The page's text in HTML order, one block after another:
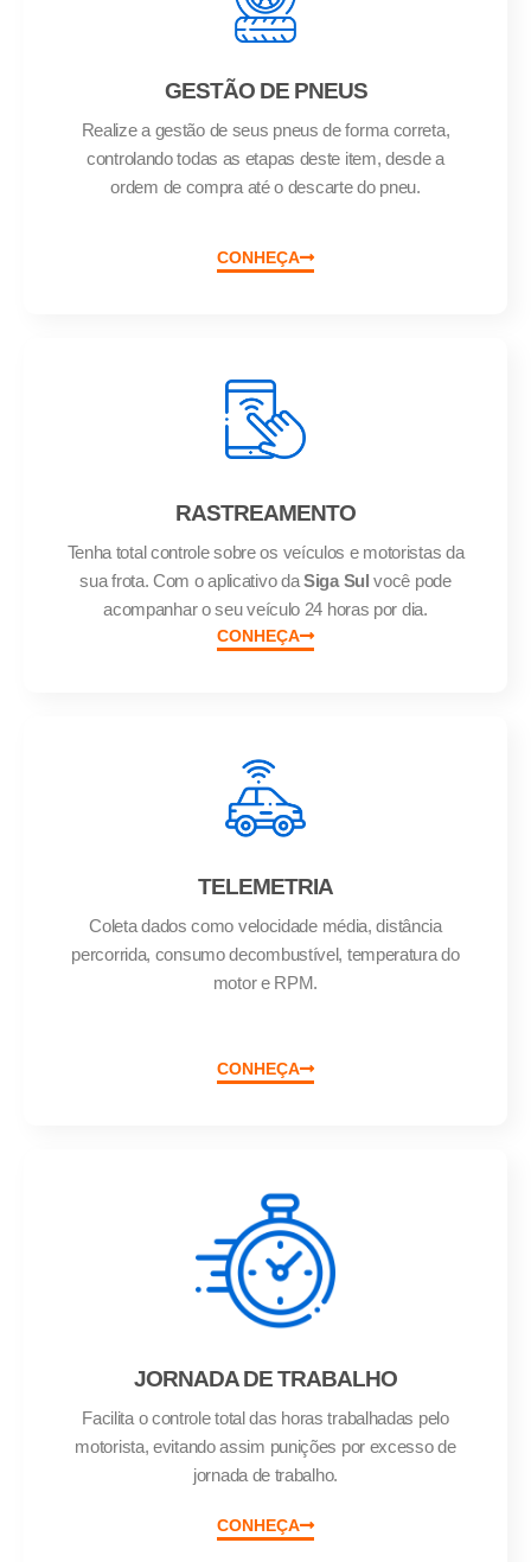
GESTÃO DE PNEUS
Realize a gestão de seus pneus de forma correta,
controlando todas as etapas deste item, desde a
ordem de compra até o descarte do pneu.
CONHEÇA
RASTREAMENTO
Tenha total controle sobre os veículos e motoristas da
sua frota. Com o aplicativo daSiga Sul você pode
acompanhar o seu veículo 24 horas por dia.
CONHEÇA
TELEMETRIA
Coleta dados como velocidade média, distância
percorrida, consumo decombustível, temperatura do
motor e RPM.
CONHEÇA
JORNADA DE TRABALHO
Facilita o controle total das horas trabalhadas pelo
motorista, evitando assim punições por excesso de
jornada de trabalho.
CONHEÇA